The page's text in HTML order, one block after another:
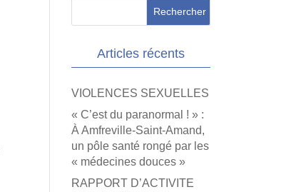
Articles récents
VIOLENCES SEXUELLES
« C’est du paranormal ! » :
À Amfreville-Saint-Amand,
un pôle santé rongé par les
« médecines douces »
RAPPORT D’ACTIVITE